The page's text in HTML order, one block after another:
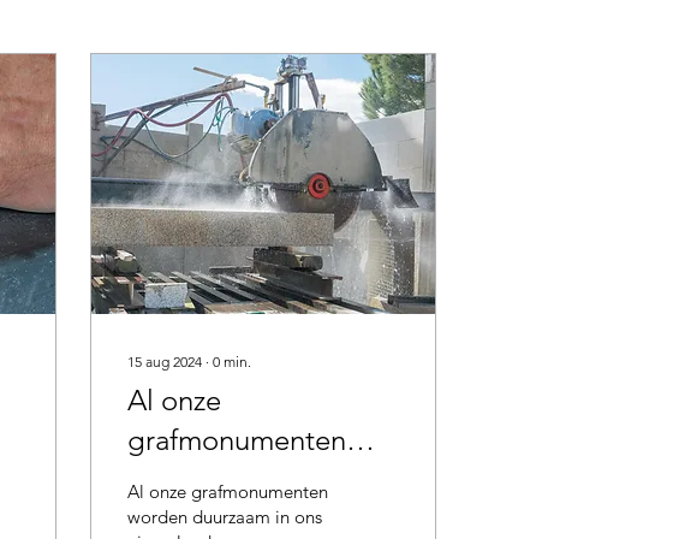
15 aug 2024 ∙ 0 min.
Al onze
grafmonumenten
worden duurzaam in
ons eigen land
Al onze grafmonumenten
worden duurzaam in ons